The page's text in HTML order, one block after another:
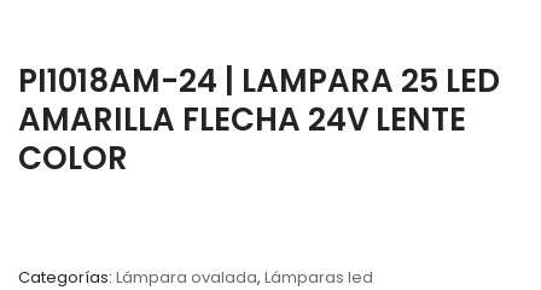
PI1018AM-24 | LAMPARA 25 LED
AMARILLA FLECHA 24V LENTE
COLOR
Categorías: Lámpara ovalada, Lámparas led